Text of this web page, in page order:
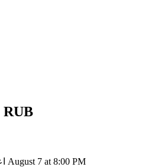
RUB
LBT إلى RUB: 1 Lawblocks يتحول إلى ₽24.33 RUB اعتباراً من August 7 at 8:00 PM